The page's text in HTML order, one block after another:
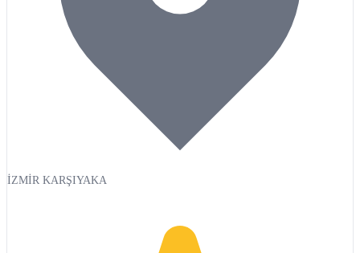
İZMİR KARŞIYAKA